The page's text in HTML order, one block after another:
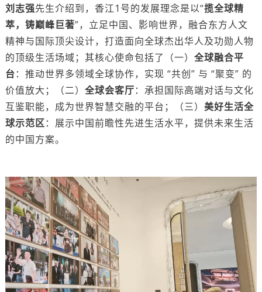
刘志强先生介绍到，香江1号的发展理念是以“揽全球精
萃，铸巅峰巨著”，立足中国、影响世界，融合东方人文
精神与国际顶尖设计，打造面向全球杰出华人及功勋人物
的顶级生活场域；其核心使命包括了（一） 全球融合平
台：推动世界多领域全球协作，实现 “共创” 与 “聚变” 的
价值放大；（二） 全球会客厅：承担国际高端对话与文化
互鉴职能，成为世界智慧交融的平台；（三） 美好生活全
球示范区：展示中国前瞻性先进生活水平，提供未来生活
的中国方案。